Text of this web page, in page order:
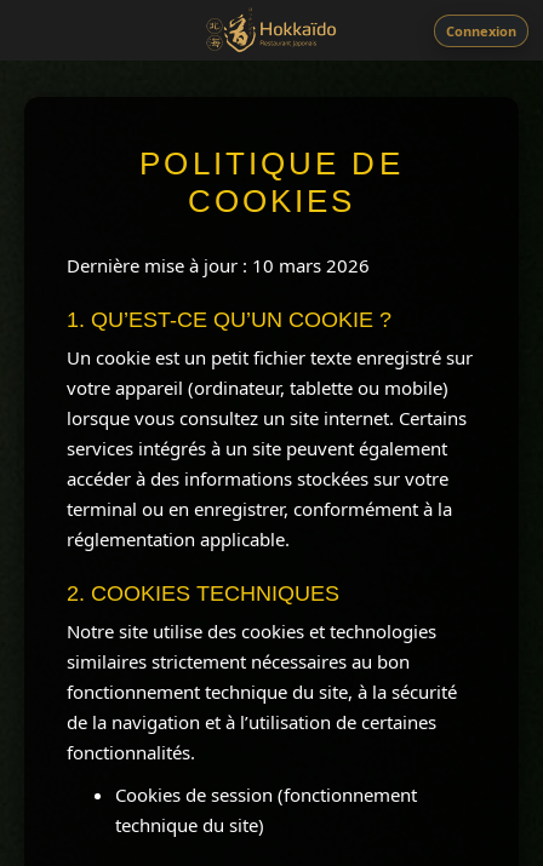
Connexion
POLITIQUE DE
COOKIES
Dernière mise à jour : 10 mars 2026
1. QU’EST-CE QU’UN COOKIE ?
Un cookie est un petit fichier texte enregistré sur
votre appareil (ordinateur, tablette ou mobile)
lorsque vous consultez un site internet. Certains
services intégrés à un site peuvent également
accéder à des informations stockées sur votre
terminal ou en enregistrer, conformément à la
réglementation applicable.
2. COOKIES TECHNIQUES
Notre site utilise des cookies et technologies
similaires strictement nécessaires au bon
fonctionnement technique du site, à la sécurité
de la navigation et à l’utilisation de certaines
fonctionnalités.
Cookies de session (fonctionnement
technique du site)